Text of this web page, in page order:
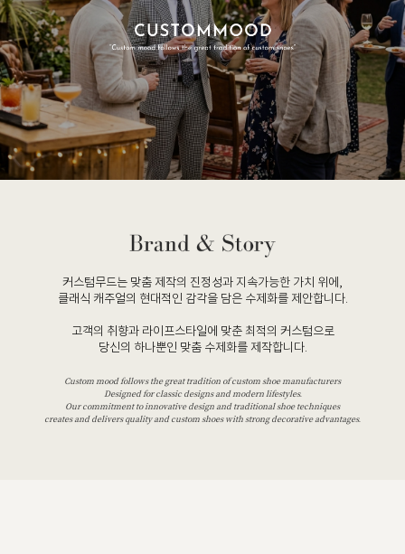
커스텀무드는 맞춤 제작의 진정성과 지속가능한 가치 위에,
클래식 캐주얼의 현대적인 감각을 담은 수제화를 제안합니다.
고객의 취향과 라이프스타일에 맞춘 최적의 커스텀으로
당신의 하나뿐인 맞춤 수제화를 제작합니다.
Custom mood follows the great tradition of custom shoe manufacturers
Designed for classic designs and modern lifestyles.
Our commitment to innovative design and traditional shoe techniques
creates and delivers quality and custom shoes with strong decorative advantages.